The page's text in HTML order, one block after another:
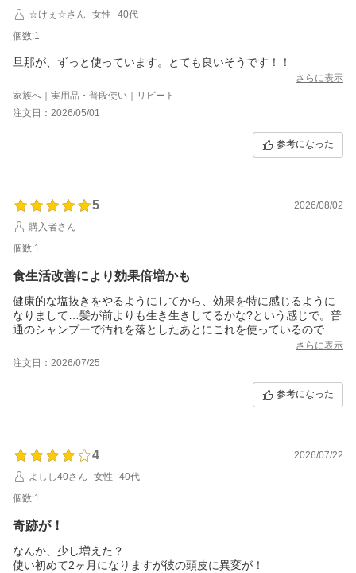
☆けぇ☆さん
女性
40代
個数:1
旦那が、ずっと使っています。とても良いそうです！！
さらに表示
家族へ｜実用品・普段使い｜リピート
注文日：2026/05/01
参考になった
5
2026/08/02
購入者さん
個数:1
食生活改善により効果倍増かも
健康的な塩抜きをやるようにしてから、効果を特に感じるように
なりまして…髪が前よりも生き生きしてるかな?という感じで。普
通のシャンプーで汚れを落としたあとにこれを使っているのです
が、毛穴がスースーして栄養が届いてそうだなーという感じで
す。とは言ってもお高いので自宅で出来るヘッドスパ用として使
さらに表示
注文日：2026/07/25
参考になった
4
2026/07/22
よしし40さん
女性
40代
個数:1
奇跡が！
なんか、少し増えた？
使い初めて2ヶ月になりますが彼の頭皮に異変が！